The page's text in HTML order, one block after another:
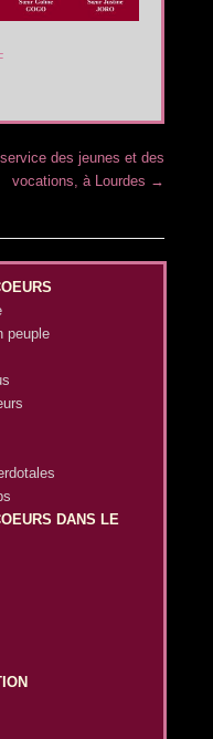
des jeunes et des
vocations, à Lourdes →
peuple
DANS LE